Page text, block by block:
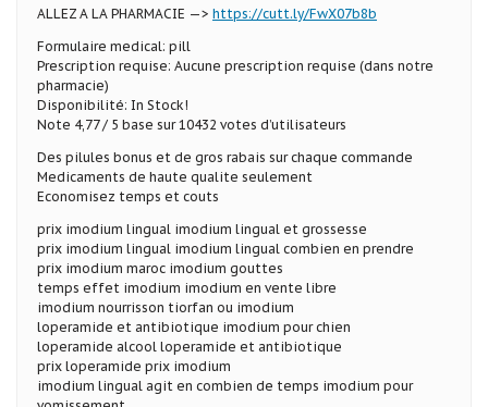
ALLEZ A LA PHARMACIE —> https://cutt.ly/FwX07b8b
Formulaire medical: pill
Prescription requise: Aucune prescription requise (dans notre
pharmacie)
Disponibilité: In Stock!
Note 4,77 / 5 base sur 10432 votes d’utilisateurs
Des pilules bonus et de gros rabais sur chaque commande
Medicaments de haute qualite seulement
Economisez temps et couts
prix imodium lingual imodium lingual et grossesse
prix imodium lingual imodium lingual combien en prendre
prix imodium maroc imodium gouttes
temps effet imodium imodium en vente libre
imodium nourrisson tiorfan ou imodium
loperamide et antibiotique imodium pour chien
loperamide alcool loperamide et antibiotique
prix loperamide prix imodium
imodium lingual agit en combien de temps imodium pour